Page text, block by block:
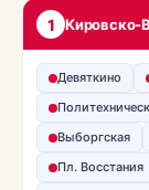
1 Кировско-
Девяткино
Выборгская
Пл. Восстания